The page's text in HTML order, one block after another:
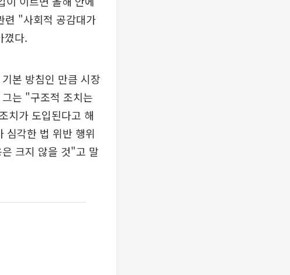
련 "사회적 공감대가
꼈다.
본 방침인 만큼 시장
는 "구조적 조치는
치가 도입된다고 해
심각한 법 위반 행위
크지 않을 것"고 말